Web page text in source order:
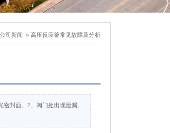
公司新闻 » 高压反应釜常见故障及分析
封面。2、阀门处出现泄漏。